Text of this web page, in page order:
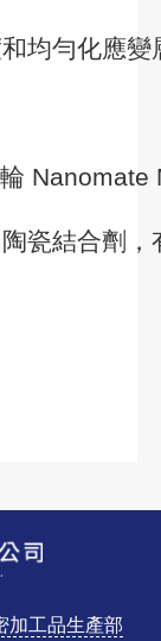
均勻化應變
Nanomate
瓷結合劑
加工品生產部